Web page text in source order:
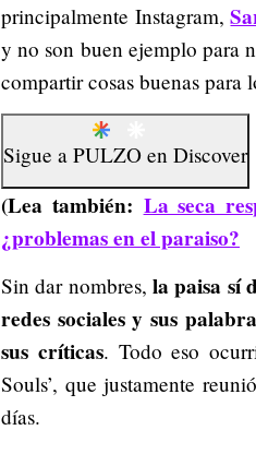
principalmente Instagram,
y no son buen ejemplo para
compartir cosas buenas para
Sigue a PULZO en Discover
(Lea también: La seca
¿problemas en el paraiso?
Sin dar nombres, la paisa sí
redes sociales y sus
sus críticas. Todo eso
Souls’, que justamente
días.